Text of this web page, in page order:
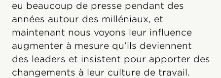
eu beaucoup de presse pendant des
années autour des milléniaux, et
maintenant nous voyons leur influence
augmenter à mesure qu’ils deviennent
des leaders et insistent pour apporter des
changements à leur culture de travail.